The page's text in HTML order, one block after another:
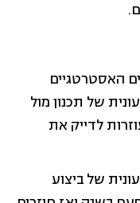
האסטרטגיים
של תכנון מול
לדייק את
של ביצוע